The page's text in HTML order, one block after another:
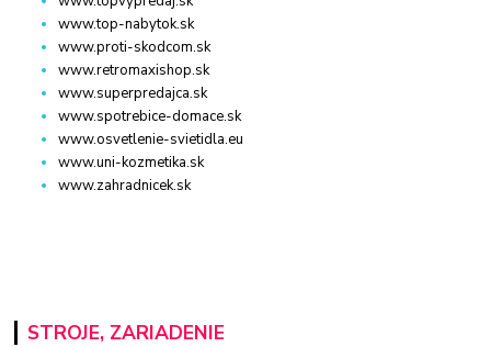
www.top-nabytok.sk
www.proti-skodcom.sk
www.retromaxishop.sk
www.superpredajca.sk
www.spotrebice-domace.sk
www.osvetlenie-svietidla.eu
www.uni-kozmetika.sk
www.zahradnicek.sk
STROJE, ZARIADENIE